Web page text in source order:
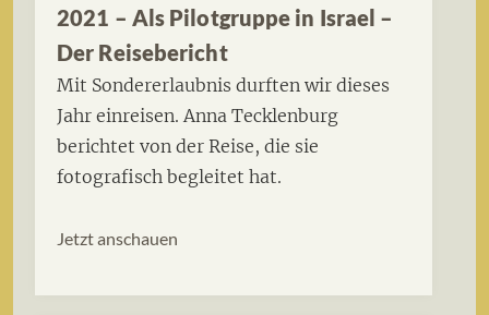
2021 – Als Pilotgruppe in Israel –
Der Reisebericht
Mit Sondererlaubnis durften wir dieses
Jahr einreisen. Anna Tecklenburg
berichtet von der Reise, die sie
fotografisch begleitet hat.
Jetzt anschauen